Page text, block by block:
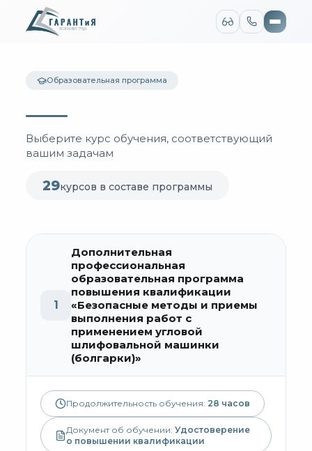
Версия для слабовидящих
A A A
1 1.5 2
Обычная версия
Образовательная программа
Выберите курс обучения, соответствующий
вашим задачам
29курсов в составе программы
1
Дополнительная
профессиональная
образовательная программа
повышения квалификации
«Безопасные методы и приемы
выполнения работ с
применением угловой
шлифовальной машинки
(болгарки)»
Продолжительность обучения: 28 часов
Документ об обучении: Удостоверение
о повышении квалификации